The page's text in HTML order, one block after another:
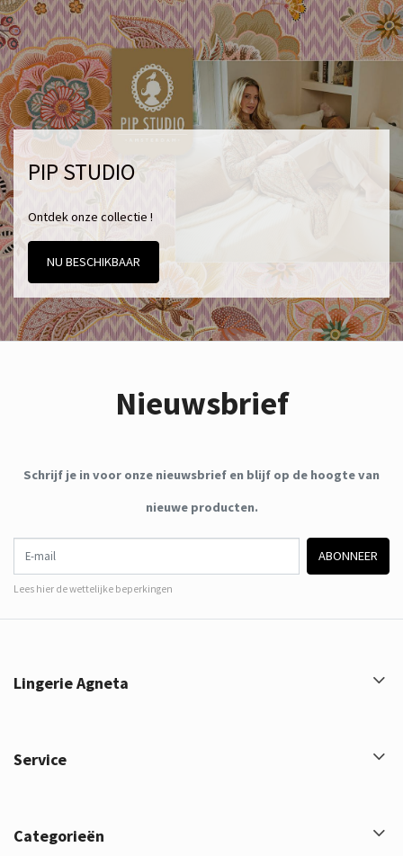
PIP STUDIO
Ontdek onze collectie !
NU BESCHIKBAAR
Nieuwsbrief
Schrijf je in voor onze nieuwsbrief en blijf op de hoogte van
nieuwe producten.
ABONNEER
Lees hier de wettelijke beperkingen
Lingerie Agneta
Service
Categorieën